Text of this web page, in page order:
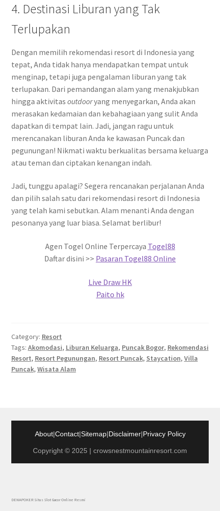
4. Destinasi Liburan yang Tak
Terlupakan
Dengan memilih rekomendasi resort di Indonesia yang
tepat, Anda tidak hanya mendapatkan tempat untuk
menginap, tetapi juga pengalaman liburan yang tak
terlupakan. Dari pemandangan alam yang menakjubkan
hingga aktivitas outdooryang menyegarkan, Anda akan
merasakan kedamaian dan kebahagiaan yang sulit Anda
dapatkan di tempat lain. Jadi, jangan ragu untuk
merencanakan liburan Anda ke kawasan Puncak dan
pegunungan! Nikmati waktu berkualitas bersama keluarga
atau teman dan ciptakan kenangan indah.
Jadi, tunggu apalagi? Segera rencanakan perjalanan Anda
dan pilih salah satu dari rekomendasi resort di Indonesia
yang telah kami sebutkan. Alam menanti Anda dengan
pesonanya yang luar biasa. Selamat berlibur!
Agen Togel Online Terpercaya Togel88
Daftar disini >> Pasaran Togel88 Online
Live Draw HK
Paito hk
Category: Resort
Tags: Akomodasi, Liburan Keluarga, Puncak Bogor, Rekomendasi
Resort, Resort Pegunungan, Resort Puncak, Staycation, Villa
Puncak, Wisata Alam
About|Contact|Sitemap|Disclaimer|Privacy Policy
Copyright © 2025 | crowsnestmountainresort.com
DEWAPOKER Situs Slot Gacor Online Resmi